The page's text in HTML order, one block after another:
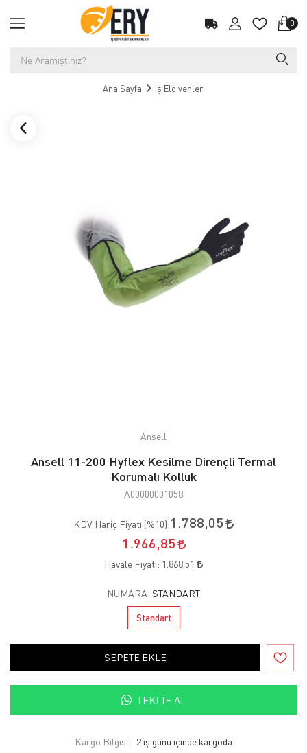
0
Ana Sayfa İş Eldivenleri
Ansell
Ansell 11-200 Hyflex Kesilme Dirençli Termal
Korumalı Kolluk
A00000001058
KDV Hariç Fiyatı (%10):1.788,05
1.966,85
Havale Fiyatı: 1.868,51
NUMARA: STANDART
Standart
SEPETE EKLE
TEKLIF AL
Kargo Bilgisi: 2 iş günü içinde kargoda